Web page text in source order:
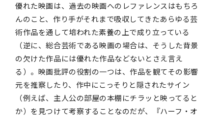
優れた映画は、過去の映画へのレファレンスはもちろ
んのこと、作り手がそれまで吸収してきたあらゆる芸
術作品を通して培われた素養の上で成り立っている
（逆に、総合芸術である映画の場合は、そうした背景
の欠けた作品には優れた作品などないとさえ言え
る）。映画批評の役割の一つは、作品を観てその影響
元を推察したり、作中にこっそりと隠されたサイン
（例えば、主人公の部屋の本棚にチラッと映ってると
か）を見つけて考察することなのだが、『ハーフ・オ